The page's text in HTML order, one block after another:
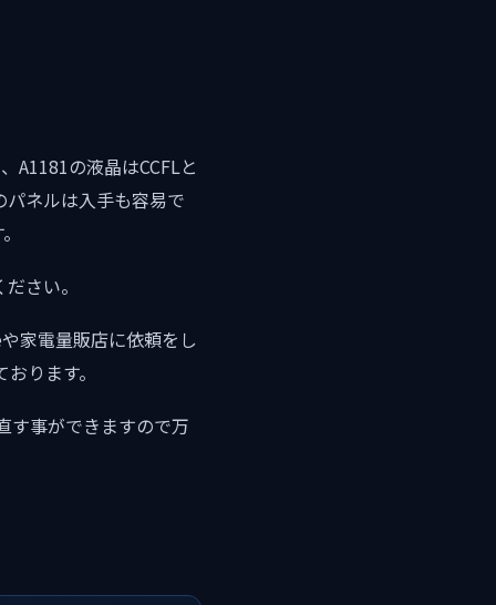
A1181の液晶はCCFLと
ネルは入手も容易で
さい。
家電量販店に依頼をし
ります。
す事ができますので万